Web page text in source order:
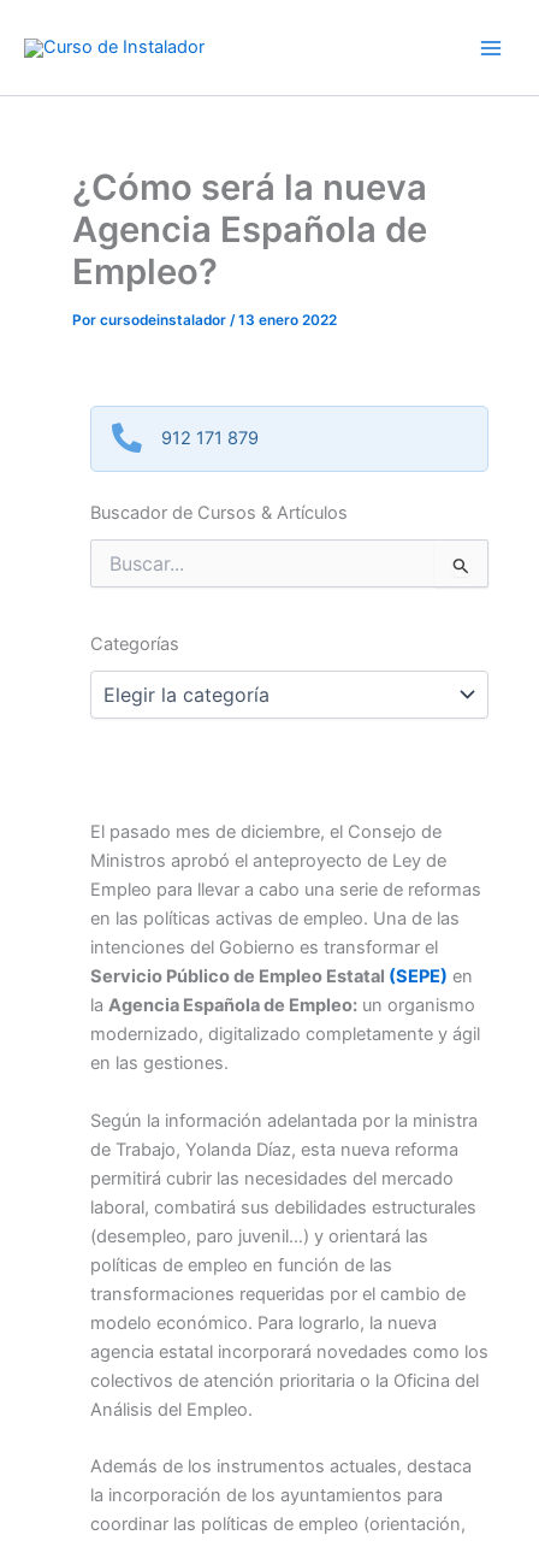
¿Cómo será la nueva
Agencia Española de
Empleo?
Por cursodeinstalador /13 enero 2022
912 171 879
Buscador de Cursos & Artículos
Buscar
por:
Categorías
Categorías
El pasado mes de diciembre, el Consejo de
Ministros aprobó el anteproyecto de Ley de
Empleo para llevar a cabo una serie de reformas
en las políticas activas de empleo. Una de las
intenciones del Gobierno es transformar el
Servicio Público de Empleo Estatal (SEPE) en
la Agencia Española de Empleo: un organismo
modernizado, digitalizado completamente y ágil
en las gestiones.
Según la información adelantada por la ministra
de Trabajo, Yolanda Díaz, esta nueva reforma
permitirá cubrir las necesidades del mercado
laboral, combatirá sus debilidades estructurales
(desempleo, paro juvenil…) y orientará las
políticas de empleo en función de las
transformaciones requeridas por el cambio de
modelo económico. Para lograrlo, la nueva
agencia estatal incorporará novedades como los
colectivos de atención prioritaria o la Oficina del
Análisis del Empleo.
Además de los instrumentos actuales, destaca
la incorporación de los ayuntamientos para
coordinar las políticas de empleo (orientación,